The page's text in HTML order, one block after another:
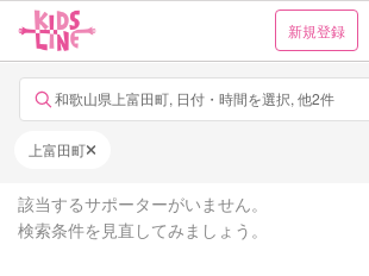
新規登録
和歌山県上富田町, 日付・時間を選択, 他2件
上富田町
該当するサポーターがいません。
検索条件を見直してみましょう。